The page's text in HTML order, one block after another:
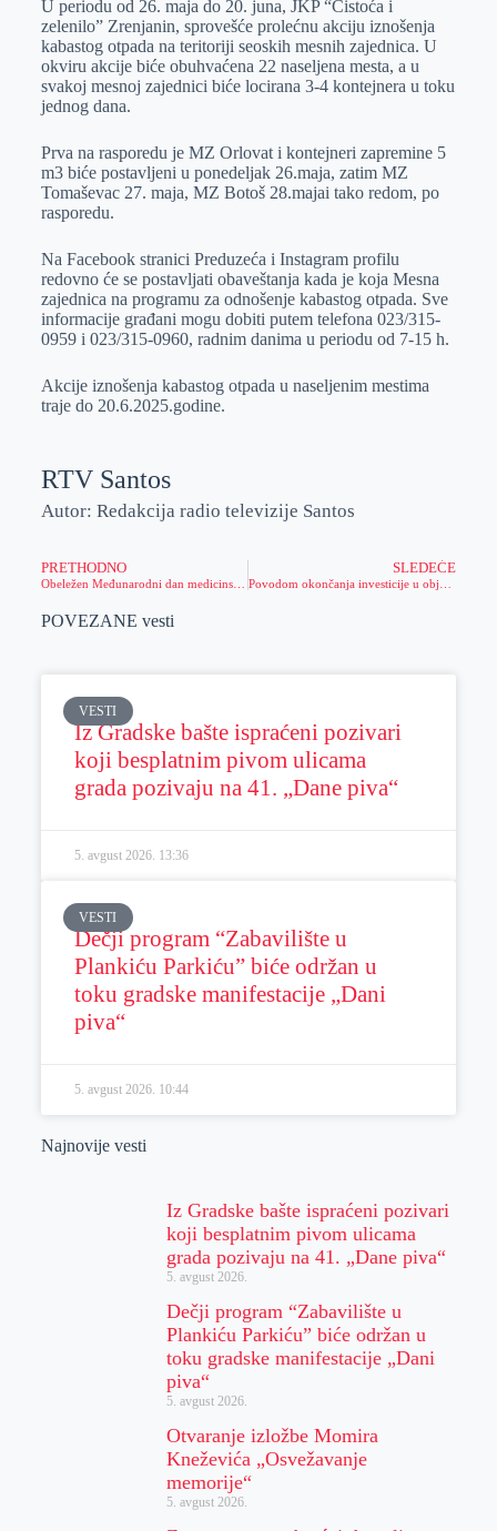
e
r
I
n
s
A
p
p
a
i
l
U periodu od 26. maja do 20. juna, JKP “Čistoća i
zelenilo” Zrenjanin, sprovešće prolećnu akciju iznošenja
kabastog otpada na teritoriji seoskih mesnih zajednica. U
okviru akcije biće obuhvaćena 22 naseljena mesta, a u
svakoj mesnoj zajednici biće locirana 3-4 kontejnera u toku
jednog dana.
Prva na rasporedu je MZ Orlovat i kontejneri zapremine 5
m3 biće postavljeni u ponedeljak 26.maja, zatim MZ
Tomaševac 27. maja, MZ Botoš 28.majai tako redom, po
rasporedu.
Na Facebook stranici Preduzeća i Instagram profilu
redovno će se postavljati obaveštanja kada je koja Mesna
zajednica na programu za odnošenje kabastog otpada. Sve
informacije građani mogu dobiti putem telefona 023/315-
0959 i 023/315-0960, radnim danima u periodu od 7-15 h.
Akcije iznošenja kabastog otpada u naseljenim mestima
traje do 20.6.2025.godine.
RTV Santos
Autor: Redakcija radio televizije Santos
PRETHODNO
Obeležen Međunarodni dan medicinskih sestara i Međunarodni dan babica
SLEDEĆE
POVEZANE vesti
VESTI
Iz Gradske bašte ispraćeni pozivari
koji besplatnim pivom ulicama
grada pozivaju na 41. „Dane piva“
5. avgust 2026. 13:36
VESTI
Dečji program “Zabavilište u
Plankiću Parkiću” biće održan u
toku gradske manifestacije „Dani
piva“
5. avgust 2026. 10:44
Najnovije vesti
Iz Gradske bašte ispraćeni pozivari
koji besplatnim pivom ulicama
grada pozivaju na 41. „Dane piva“
5. avgust 2026.
Dečji program “Zabavilište u
Plankiću Parkiću” biće održan u
toku gradske manifestacije „Dani
piva“
5. avgust 2026.
Otvaranje izložbe Momira
Kneževića „Osvežavanje
memorije“
5. avgust 2026.